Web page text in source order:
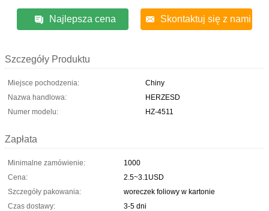
Najlepsza cena Skontaktuj się z nami
Szczegóły Produktu
Miejsce pochodzenia:
Chiny
Nazwa handlowa:
HERZESD
Numer modelu:
HZ-4511
Zapłata
Minimalne zamówienie:
1000
Cena:
2.5~3.1USD
Szczegóły pakowania:
woreczek foliowy w kartonie
Czas dostawy:
3-5 dni